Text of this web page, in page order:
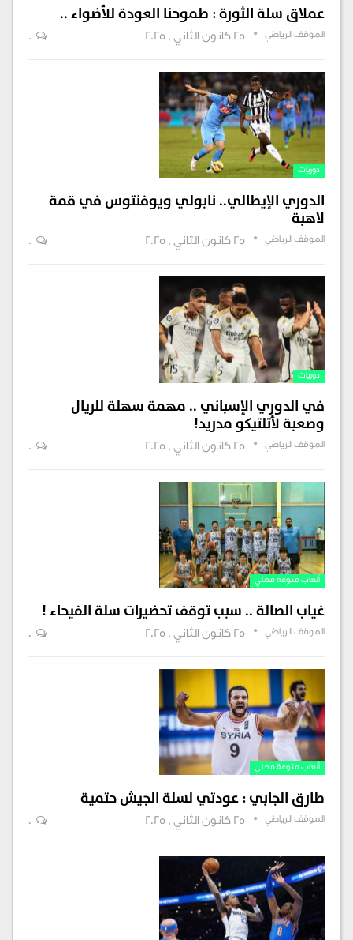
عملاق سلة الثورة : طموحنا العودة للأضواء ..
الموقف الرياضي 25 كانون الثاني , 2025 0
دوريات
الدوري الإيطالي.. نابولي ويوفنتوس في قمة
لاهبة
الموقف الرياضي 25 كانون الثاني , 2025 0
دوريات
في الدوري الإسباني .. مهمة سهلة للريال
وصعبة لأتلتيكو مدريد!
الموقف الرياضي 25 كانون الثاني , 2025 0
ألعاب منوعة محلي
غياب الصالة .. سبب توقف تحضيرات سلة الفيحاء !
الموقف الرياضي 25 كانون الثاني , 2025 0
ألعاب منوعة محلي
طارق الجابي : عودتي لسلة الجيش حتمية
الموقف الرياضي 25 كانون الثاني , 2025 0